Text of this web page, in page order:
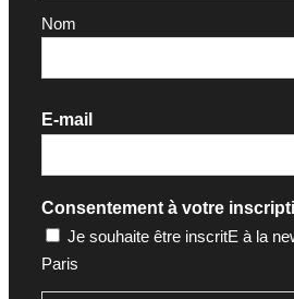
Nom
E-mail
Consentement à votre
Je souhaite être inscritE à la
Paris